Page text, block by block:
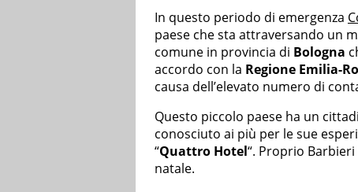
In questo periodo di emergenza
paese che sta attraversando un
comune in provincia di Bologna
accordo con la Regione Emilia-
causa dell’elevato numero di
Questo piccolo paese ha un
conosciuto ai più per le sue
“Quattro Hotel“. Proprio
natale.